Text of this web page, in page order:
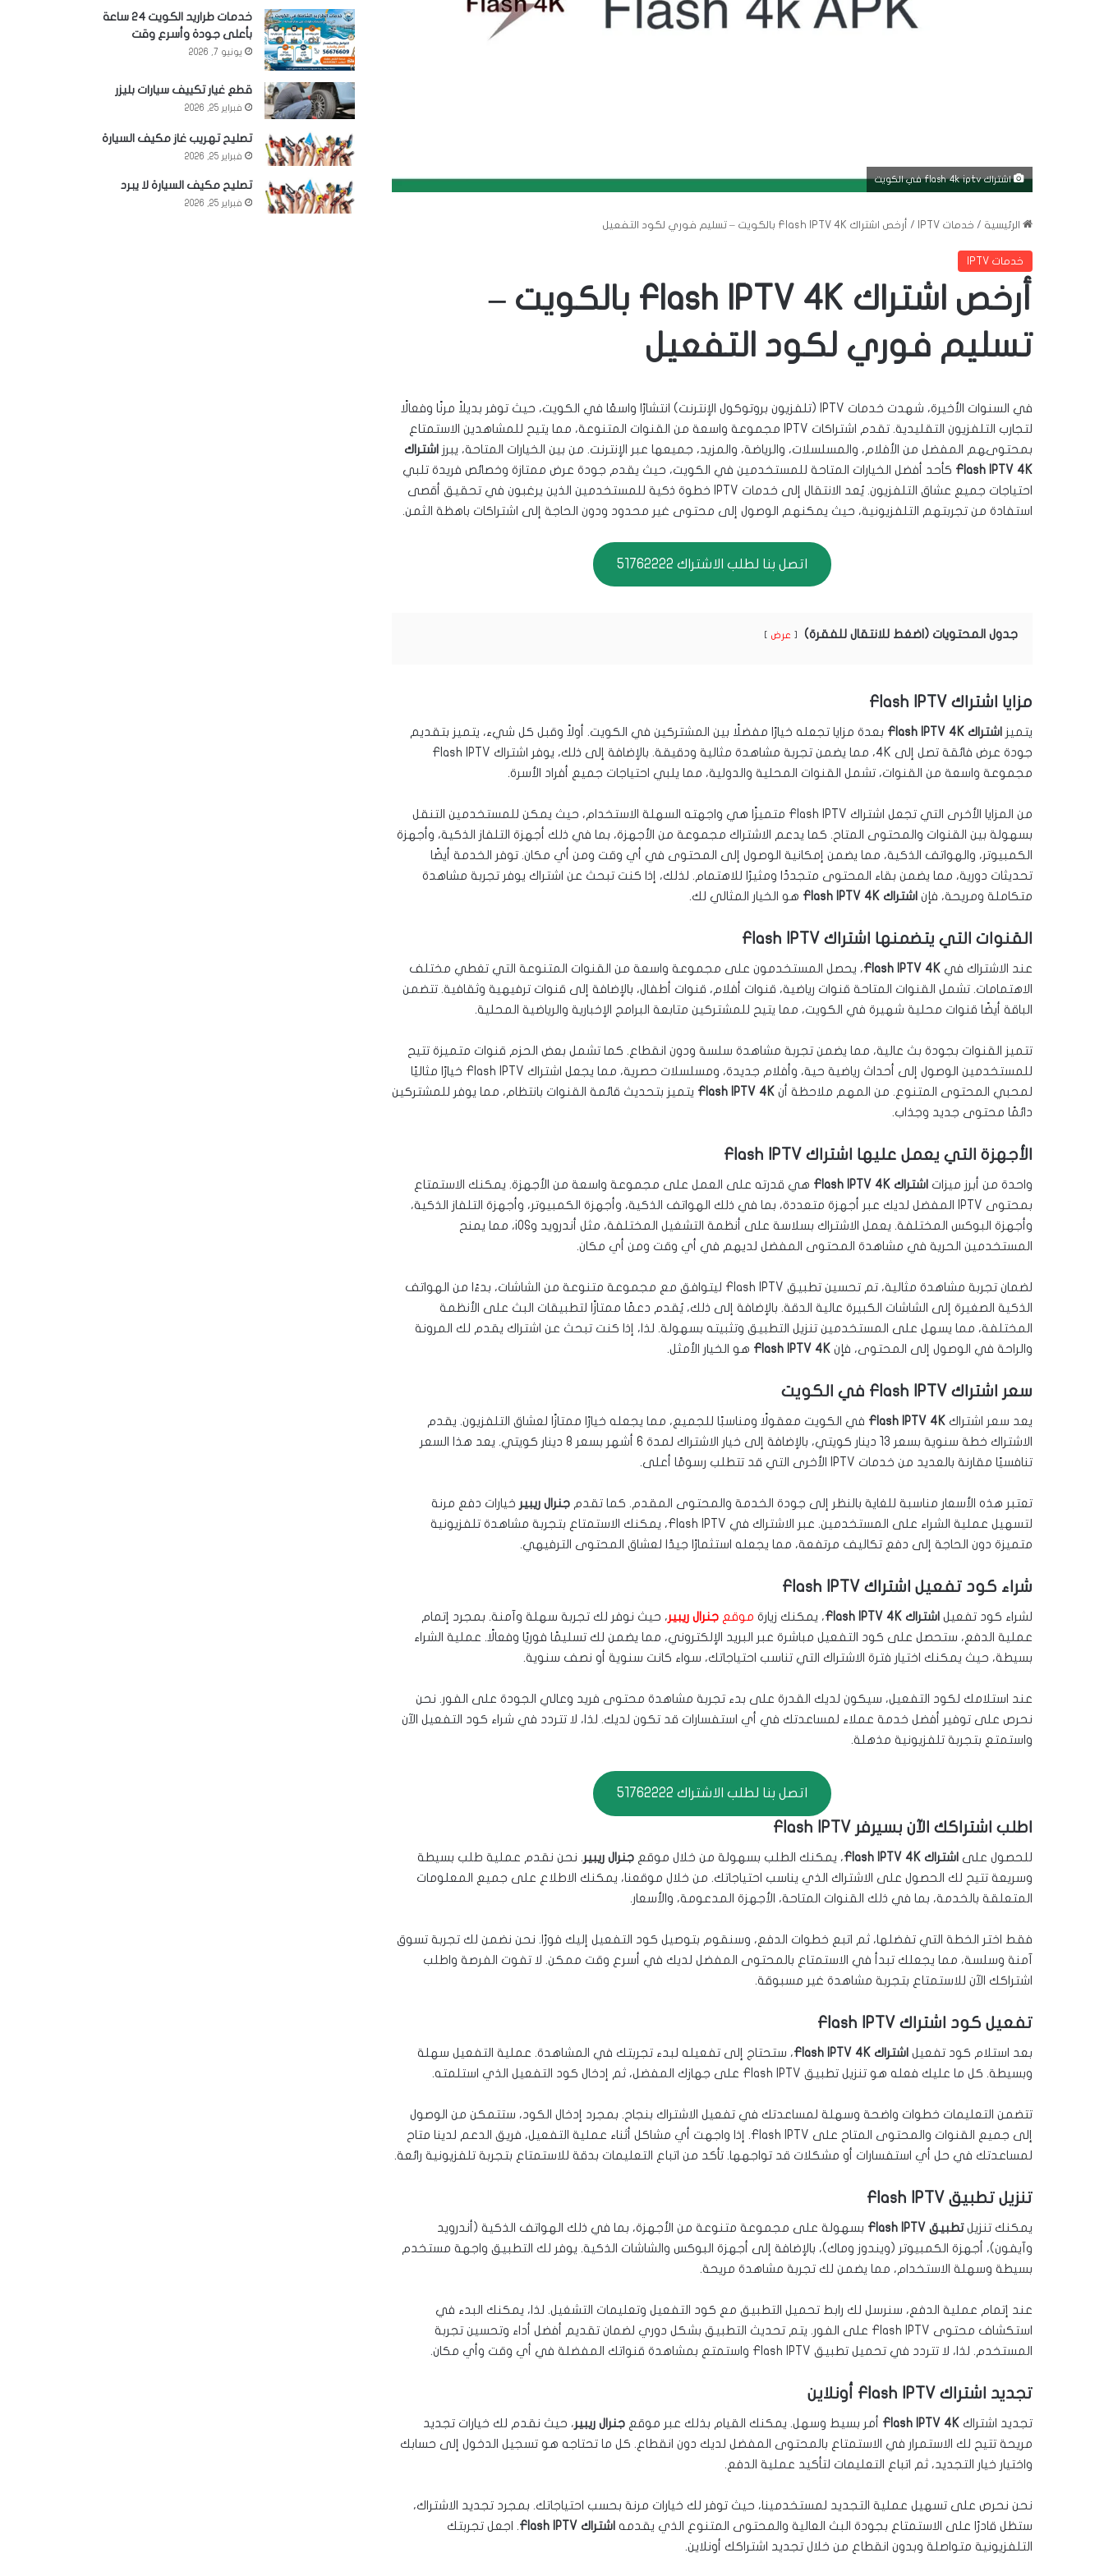
اشتراك flash 4k iptv في الكويت
الرئيسية / خدمات IPTV / أرخص اشتراك Flash IPTV 4K بالكويت – تسليم فوري لكود التفعيل
خدمات IPTV
أرخص اشتراك Flash IPTV 4K بالكويت –
تسليم فوري لكود التفعيل
في السنوات الأخيرة، شهدت خدمات IPTV (تلفزيون بروتوكول الإنترنت) انتشارًا واسعًا في الكويت، حيث توفر بديلاً مرنًا وفعالًا
لتجارب التلفزيون التقليدية. تقدم اشتراكات IPTV مجموعة واسعة من القنوات المتنوعة، مما يتيح للمشاهدين الاستمتاع
بمحتوىهم المفضل من الأفلام، والمسلسلات، والرياضة، والمزيد، جميعها عبر الإنترنت. من بين الخيارات المتاحة، يبرز اشتراك
Flash IPTV 4K كأحد أفضل الخيارات المتاحة للمستخدمين في الكويت، حيث يقدم جودة عرض ممتازة وخصائص فريدة تلبي
احتياجات جميع عشاق التلفزيون. يُعد الانتقال إلى خدمات IPTV خطوة ذكية للمستخدمين الذين يرغبون في تحقيق أقصى
استفادة من تجربتهم التلفزيونية، حيث يمكنهم الوصول إلى محتوى غير محدود ودون الحاجة إلى اشتراكات باهظة الثمن.
اتصل بنا لطلب الاشتراك 51762222
جدول المحتويات (اضغط للانتقال للفقرة) عرض
مزايا اشتراك Flash IPTV
يتميز اشتراك Flash IPTV 4K
بعدة مزايا تجعله خيارًا مفضلًا بين المشتركين في الكويت. أولاً وقبل كل شيء، يتميز بتقديم
جودة عرض فائقة تصل إلى 4K، مما يضمن تجربة مشاهدة مثالية ودقيقة. بالإضافة إلى ذلك، يوفر اشتراك Flash IPTV
مجموعة واسعة من القنوات، تشمل القنوات المحلية والدولية، مما يلبي احتياجات جميع أفراد الأسرة.
من المزايا الأخرى التي تجعل اشتراك Flash IPTV متميزًا هي واجهته السهلة الاستخدام، حيث يمكن للمستخدمين التنقل
بسهولة بين القنوات والمحتوى المتاح. كما يدعم الاشتراك مجموعة من الأجهزة، بما في ذلك أجهزة التلفاز الذكية، وأجهزة
الكمبيوتر، والهواتف الذكية، مما يضمن إمكانية الوصول إلى المحتوى في أي وقت ومن أي مكان. توفر الخدمة أيضًا
تحديثات دورية، مما يضمن بقاء المحتوى متجددًا ومثيرًا للاهتمام. لذلك، إذا كنت تبحث عن اشتراك يوفر تجربة مشاهدة
متكاملة ومريحة، فإن اشتراك Flash IPTV 4K هو الخيار المثالي لك.
القنوات التي يتضمنها اشتراك Flash IPTV
عند الاشتراك في Flash IPTV 4K، يحصل المستخدمون على مجموعة واسعة من القنوات المتنوعة التي تغطي مختلف
الاهتمامات. تشمل القنوات المتاحة قنوات رياضية، قنوات أفلام، قنوات أطفال، بالإضافة إلى قنوات ترفيهية وثقافية. تتضمن
الباقة أيضًا قنوات محلية شهيرة في الكويت، مما يتيح للمشتركين متابعة البرامج الإخبارية والرياضية المحلية.
تتميز القنوات بجودة بث عالية، مما يضمن تجربة مشاهدة سلسة ودون انقطاع. كما تشمل بعض الحزم قنوات متميزة تتيح
للمستخدمين الوصول إلى أحداث رياضية حية، وأفلام جديدة، ومسلسلات حصرية، مما يجعل اشتراك Flash IPTV خيارًا مثاليًا
لمحبي المحتوى المتنوع. من المهم ملاحظة أن Flash IPTV 4K يتميز بتحديث قائمة القنوات بانتظام، مما يوفر للمشتركين
دائمًا محتوى جديد وجذاب.
الأجهزة التي يعمل عليها اشتراك Flash IPTV
واحدة من أبرز ميزات اشتراك Flash IPTV 4K
هي قدرته على العمل على مجموعة واسعة من الأجهزة. يمكنك الاستمتاع
بمحتوى IPTV المفضل لديك عبر أجهزة متعددة، بما في ذلك الهواتف الذكية، وأجهزة الكمبيوتر، وأجهزة التلفاز الذكية،
وأجهزة البوكس المختلفة. يعمل الاشتراك بسلاسة على أنظمة التشغيل المختلفة، مثل أندرويد وiOS، مما يمنح
المستخدمين الحرية في مشاهدة المحتوى المفضل لديهم في أي وقت ومن أي مكان.
لضمان تجربة مشاهدة مثالية، تم تحسين تطبيق Flash IPTV ليتوافق مع مجموعة متنوعة من الشاشات، بدءًا من الهواتف
الذكية الصغيرة إلى الشاشات الكبيرة عالية الدقة. بالإضافة إلى ذلك، يُقدم دعمًا ممتازًا لتطبيقات البث على الأنظمة
المختلفة، مما يسهل على المستخدمين تنزيل التطبيق وتثبيته بسهولة. لذا، إذا كنت تبحث عن اشتراك يقدم لك المرونة
والراحة في الوصول إلى المحتوى، فإن Flash IPTV 4K هو الخيار الأمثل.
سعر اشتراك Flash IPTV في الكويت
يعد سعر اشتراك Flash IPTV 4K في الكويت معقولًا ومناسبًا للجميع، مما يجعله خيارًا ممتازًا لعشاق التلفزيون. يقدم
الاشتراك خطة سنوية بسعر 13 دينار كويتي، بالإضافة إلى خيار الاشتراك لمدة 6 أشهر بسعر 8 دينار كويتي. يعد هذا السعر
تنافسيًا مقارنة بالعديد من خدمات IPTV الأخرى التي قد تتطلب رسومًا أعلى.
تعتبر هذه الأسعار مناسبة للغاية بالنظر إلى جودة الخدمة والمحتوى المقدم. كما تقدم جنرال ريبير خيارات دفع مرنة
لتسهيل عملية الشراء على المستخدمين. عبر الاشتراك في Flash IPTV، يمكنك الاستمتاع بتجربة مشاهدة تلفزيونية
متميزة دون الحاجة إلى دفع تكاليف مرتفعة، مما يجعله استثمارًا جيدًا لعشاق المحتوى الترفيهي.
شراء كود تفعيل اشتراك Flash IPTV
لشراء كود تفعيل اشتراك Flash IPTV 4K ، يمكنك زيارة موقع جنرال ريبير، حيث نوفر لك تجربة سهلة وآمنة. بمجرد إتمام
عملية الدفع، ستحصل على كود التفعيل مباشرة عبر البريد الإلكتروني، مما يضمن لك تسليمًا فوريًا وفعالًا. عملية الشراء
بسيطة، حيث يمكنك اختيار فترة الاشتراك التي تناسب احتياجاتك، سواء كانت سنوية أو نصف سنوية.
عند استلامك لكود التفعيل، سيكون لديك القدرة على بدء تجربة مشاهدة محتوى فريد وعالي الجودة على الفور. نحن
نحرص على توفير أفضل خدمة عملاء لمساعدتك في أي استفسارات قد تكون لديك. لذا، لا تتردد في شراء كود التفعيل الآن
واستمتع بتجربة تلفزيونية مذهلة.
اتصل بنا لطلب الاشتراك 51762222
اطلب اشتراكك الآن بسيرفر Flash IPTV
للحصول على اشتراك Flash IPTV 4K ، يمكنك الطلب بسهولة من خلال موقع جنرال ريبير. نحن نقدم عملية طلب بسيطة
وسريعة تتيح لك الحصول على الاشتراك الذي يناسب احتياجاتك. من خلال موقعنا، يمكنك الاطلاع على جميع المعلومات
المتعلقة بالخدمة، بما في ذلك القنوات المتاحة، الأجهزة المدعومة، والأسعار.
فقط اختر الخطة التي تفضلها، ثم اتبع خطوات الدفع، وسنقوم بتوصيل كود التفعيل إليك فورًا. نحن نضمن لك تجربة تسوق
آمنة وسلسة، مما يجعلك تبدأ في الاستمتاع بالمحتوى المفضل لديك في أسرع وقت ممكن. لا تفوت الفرصة واطلب
اشتراكك الآن للاستمتاع بتجربة مشاهدة غير مسبوقة.
تفعيل كود اشتراك Flash IPTV
بعد استلام كود تفعيل اشتراك Flash IPTV 4K
، ستحتاج إلى تفعيله لبدء تجربتك في المشاهدة. عملية التفعيل سهلة
وبسيطة. كل ما عليك فعله هو تنزيل تطبيق Flash IPTV على جهازك المفضل، ثم إدخال كود التفعيل الذي استلمته.
تتضمن التعليمات خطوات واضحة وسهلة لمساعدتك في تفعيل الاشتراك بنجاح. بمجرد إدخال الكود، ستتمكن من الوصول
إلى جميع القنوات والمحتوى المتاح على Flash IPTV. إذا واجهت أي مشاكل أثناء عملية التفعيل، فريق الدعم لدينا متاح
لمساعدتك في حل أي استفسارات أو مشكلات قد تواجهها. تأكد من اتباع التعليمات بدقة للاستمتاع بتجربة تلفزيونية رائعة.
تنزيل تطبيق Flash IPTV
يمكنك تنزيلتطبيق Flash IPTV
بسهولة على مجموعة متنوعة من الأجهزة، بما في ذلك الهواتف الذكية (أندرويد
وآيفون)، أجهزة الكمبيوتر (ويندوز وماك)، بالإضافة إلى أجهزة البوكس والشاشات الذكية. يوفر لك التطبيق واجهة مستخدم
بسيطة وسهلة الاستخدام، مما يضمن لك تجربة مشاهدة مريحة.
عند إتمام عملية الدفع، سنرسل لك رابط تحميل التطبيق مع كود التفعيل وتعليمات التشغيل. لذا، يمكنك البدء في
استكشاف محتوى Flash IPTV على الفور. يتم تحديث التطبيق بشكل دوري لضمان تقديم أفضل أداء وتحسين تجربة
المستخدم. لذا، لا تتردد في تحميل تطبيق Flash IPTV واستمتع بمشاهدة قنواتك المفضلة في أي وقت وأي مكان.
تجديد اشتراك Flash IPTV أونلاين
تجديد اشتراك Flash IPTV 4K أمر بسيط وسهل. يمكنك القيام بذلك عبر موقع جنرال ريبير، حيث نقدم لك خيارات تجديد
مريحة تتيح لك الاستمرار في الاستمتاع بالمحتوى المفضل لديك دون انقطاع. كل ما تحتاجه هو تسجيل الدخول إلى حسابك
واختيار خيار التجديد، ثم اتباع التعليمات لتأكيد عملية الدفع.
نحن نحرص على تسهيل عملية التجديد لمستخدمينا، حيث توفر لك خيارات مرنة بحسب احتياجاتك. بمجرد تجديد الاشتراك،
ستظل قادرًا على الاستمتاع بجودة البث العالية والمحتوى المتنوع الذي يقدمه اشتراك Flash IPTV
. اجعل تجربتك
التلفزيونية متواصلة وبدون انقطاع من خلال تجديد اشتراكك أونلاين.
خدمات طراريد الكويت 24 ساعة
بأعلى جودة وأسرع وقت
يونيو 7, 2026
قطع غيار تكييف سيارات بليزر
فبراير 25, 2026
تصليح تهريب غاز مكيف السيارة
فبراير 25, 2026
تصليح مكيف السيارة لا يبرد
فبراير 25, 2026